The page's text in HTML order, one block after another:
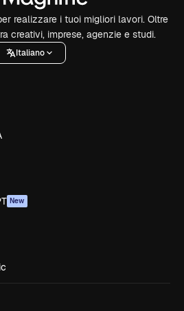
realizzare i tuoi migliori lavori. Oltre
creativi, imprese, agenzie e studi.
Italiano
New